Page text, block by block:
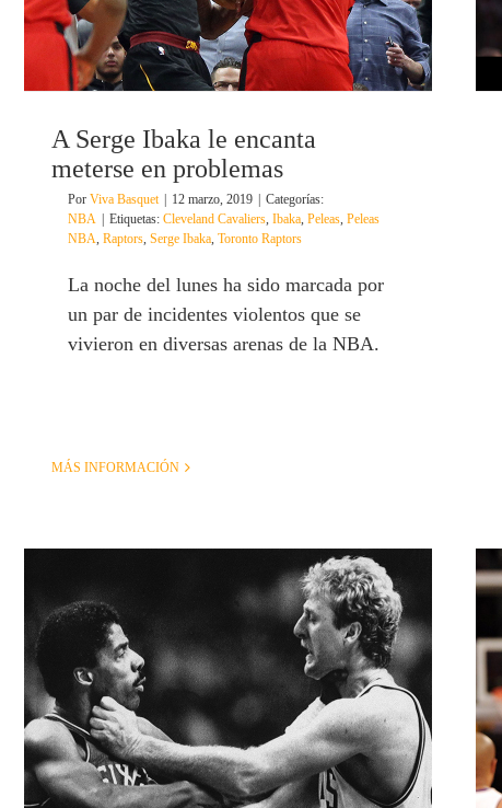
A Serge Ibaka le encanta
meterse en problemas
Por Viva Basquet 12 marzo, 2019
Categorías:
NBA
Etiquetas: Cleveland Cavaliers, Ibaka, Peleas, Peleas
NBA, Raptors, Serge Ibaka, Toronto Raptors
La noche del lunes ha sido marcada por
un par de incidentes violentos que se
vivieron en diversas arenas de la NBA.
MÁS INFORMACIÓN